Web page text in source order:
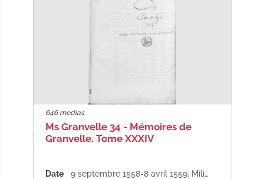
646 medias
Ms Granvelle 34 - Mémoires de
Granvelle. Tome XXXIV
Date 9 septembre 1558-8 avril 1559, Milieu du XVIe siècle